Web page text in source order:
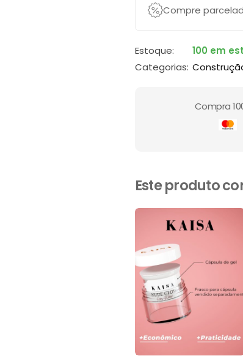
Compre
Estoque:
100 em
Categorias:
Compra
Este produto